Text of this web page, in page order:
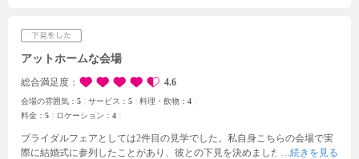
アットホームな会場
総合満足度 4.6
会場の雰囲気： 5 サービス： 5 料理・飲物： 4
料金： 5 ロケーション： 4
ブライダルフェアとしては2件目の見学でした。私自身こちらの会場で実
際に結婚式に参列したことがあり、彼との下見を決めました。チャペル、